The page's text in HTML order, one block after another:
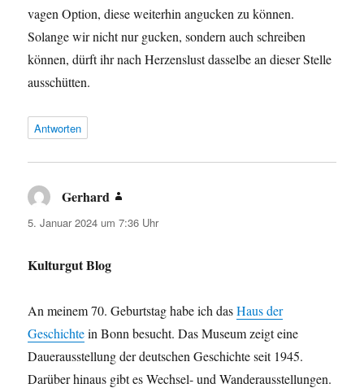
vagen Option, diese weiterhin angucken zu können.
Solange wir nicht nur gucken, sondern auch schreiben
können, dürft ihr nach Herzenslust dasselbe an dieser Stelle
ausschütten.
Antworten
Gerhard
5. Januar 2024 um 7:36 Uhr
Kulturgut Blog
An meinem 70. Geburtstag habe ich dasHaus der
Geschichtein Bonn besucht. Das Museum zeigt eine
Dauerausstellung der deutschen Geschichte seit 1945.
Darüber hinaus gibt es Wechsel- und Wanderausstellungen.